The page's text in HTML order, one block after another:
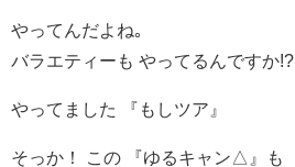
やってんだよね｡
バラエティーも やってるんですか!?
やってました 『もしツア』
そっか！ この 『ゆるキャン△』も